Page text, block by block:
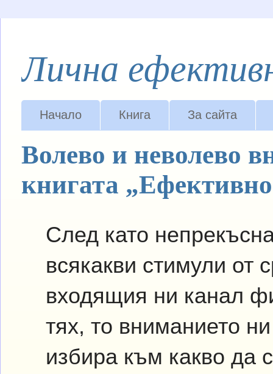
Лична
Начало Книга За сайта
Волево и неволево
книгата
След като
всякакви стимули от
входящия ни канал
тях, то вниманието
избира към какво да